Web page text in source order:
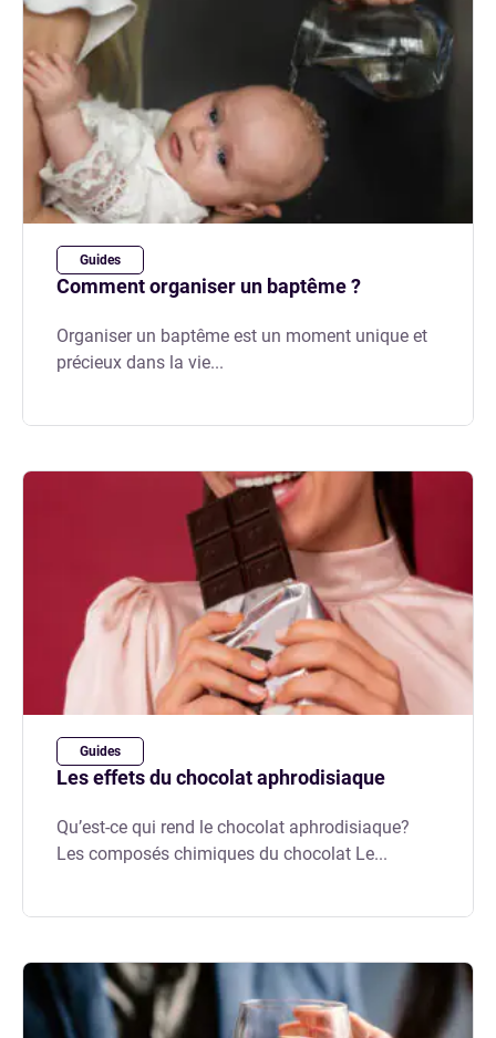
Guides
Comment organiser un baptême ?
Organiser un baptême est un moment unique et
précieux dans la vie...
Guides
Les effets du chocolat aphrodisiaque
Qu’est-ce qui rend le chocolat aphrodisiaque?
Les composés chimiques du chocolat Le...